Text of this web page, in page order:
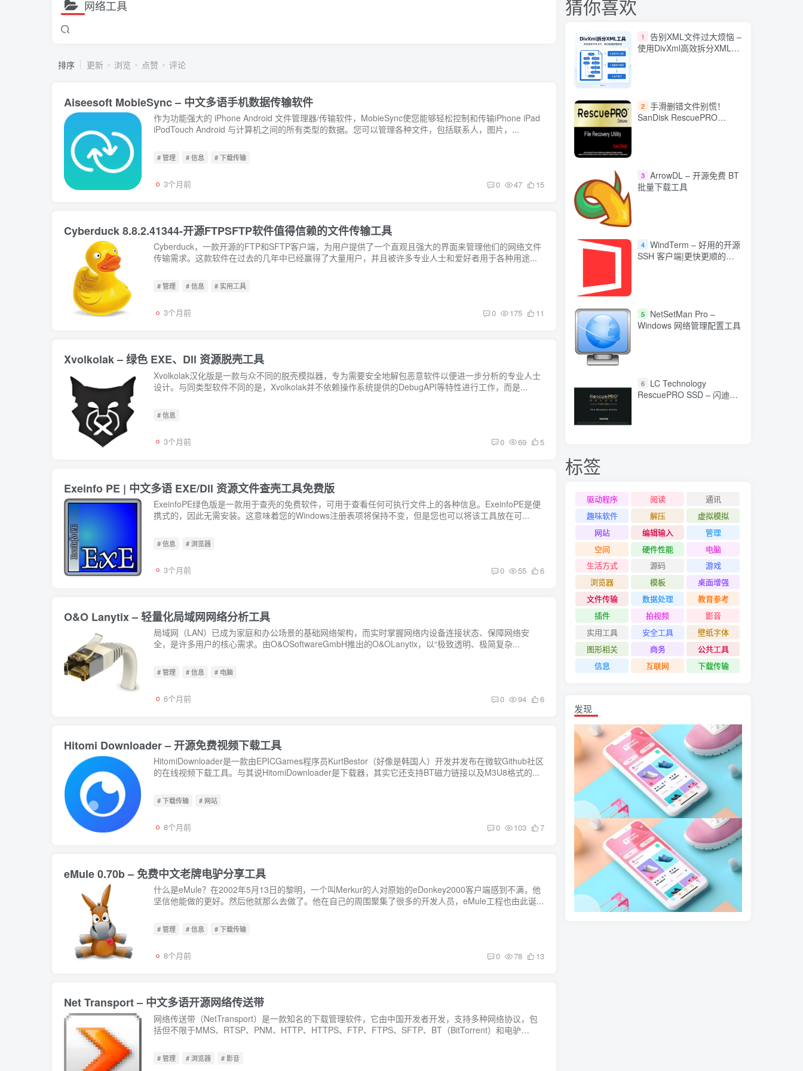
网络工具
排序 更新 浏览 点赞 评论
Aiseesoft MobieSync – 中文多语手机数据传输软件
作为功能强大的 iPhone Android 文件管理器/传输软件，MobieSync使您能够轻松控制和传输iPhone iPad
iPodTouch Android 与计算机之间的所有类型的数据。您可以管理各种文件，包括联系人，图片，...
# 管理 # 信息 # 下载传输
3个月前 0 47 15
Cyberduck 8.8.2.41344-开源FTPSFTP软件值得信赖的文件传输工具
Cyberduck，一款开源的FTP和SFTP客户端，为用户提供了一个直观且强大的界面来管理他们的网络文件
传输需求。这款软件在过去的几年中已经赢得了大量用户，并且被许多专业人士和爱好者用于各种用途...
# 管理 # 信息 # 实用工具
3个月前 0 175 11
Xvolkolak – 绿色 EXE、Dll 资源脱壳工具
Xvolkolak汉化版是一款与众不同的脱壳模拟器，专为需要安全地解包恶意软件以便进一步分析的专业人士
设计。与同类型软件不同的是，Xvolkolak并不依赖操作系统提供的DebugAPI等特性进行工作，而是...
# 信息
3个月前 0 69 5
Exeinfo PE | 中文多语 EXE/Dll 资源文件查壳工具免费版
ExeinfoPE绿色版是一款用于查壳的免费软件，可用于查看任何可执行文件上的各种信息。ExeinfoPE是便
携式的，因此无需安装。这意味着您的Windows注册表项将保持不变，但是您也可以将该工具放在可...
# 信息 # 浏览器
3个月前 0 55 6
O&O Lanytix – 轻量化局域网网络分析工具
局域网（LAN）已成为家庭和办公场景的基础网络架构，而实时掌握网络内设备连接状态、保障网络安
全，是许多用户的核心需求。由O&OSoftwareGmbH推出的O&OLanytix，以“极致透明、极简复杂...
# 管理 # 信息 # 电脑
6个月前 0 94 6
Hitomi Downloader – 开源免费视频下载工具
HitomiDownloader是一款由EPICGames程序员KurtBestor（好像是韩国人）开发并发布在微软Github社区
的在线视频下载工具。与其说HitomiDownloader是下载器，其实它还支持BT磁力链接以及M3U8格式的...
# 下载传输 # 网站
8个月前 0 103 7
eMule 0.70b – 免费中文老牌电驴分享工具
什么是eMule？在2002年5月13日的黎明，一个叫Merkur的人对原始的eDonkey2000客户端感到不满，他
坚信他能做的更好。然后他就那么去做了。他在自己的周围聚集了很多的开发人员，eMule工程也由此诞...
# 管理 # 信息 # 下载传输
8个月前 0 78 13
Net Transport – 中文多语开源网络传送带
网络传送带（NetTransport）是一款知名的下载管理软件，它由中国开发者开发，支持多种网络协议，包
括但不限于MMS、RTSP、PNM、HTTP、HTTPS、FTP、FTPS、SFTP、BT（BitTorrent）和电驴
# 管理 # 浏览器 # 影音
猜你喜欢
1
告别XML文件过大烦恼 –
使用DivXml高效拆分XML文
2 手滑删错文件别慌！
SanDisk RescuePRO
3 ArrowDL – 开源免费 BT
批量下载工具
4 WindTerm – 好用的开源
SSH 客户端|更快更顺的
5
NetSetMan Pro –
Windows 网络管理配置工具
6
LC Technology
RescuePRO SSD – 闪迪固
标签
驱动程序 阅读
通讯
趣味软件
解压
虚拟模拟
网站
编辑输入
管理
空间
硬件性能
电脑
生活方式
源码
游戏
浏览器
模板
桌面增强
文件传输
数据处理
教育参考
插件
拍视频
影音
实用工具
安全工具
壁纸字体
图形相关
商务
公共工具
信息
互联网 下载传输
发现